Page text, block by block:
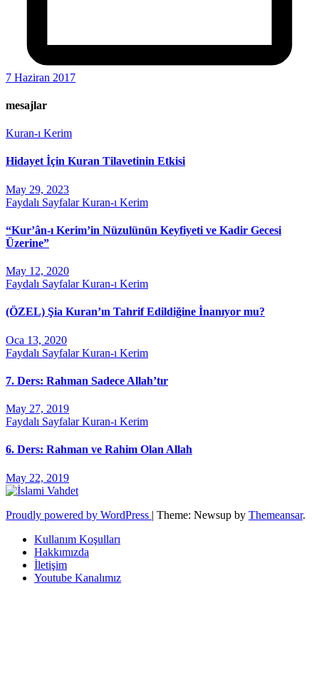
7 Haziran 2017
mesajlar
Kuran-ı Kerim
Hidayet İçin Kuran Tilavetinin Etkisi
May 29, 2023
Faydalı SayfalarKuran-ı Kerim
“Kur’ân-ı Kerim’in Nüzulünün Keyfiyeti ve Kadir Gecesi
Üzerine”
May 12, 2020
Faydalı SayfalarKuran-ı Kerim
(ÖZEL) Şia Kuran’ın Tahrif Edildiğine İnanıyor mu?
Oca 13, 2020
Faydalı SayfalarKuran-ı Kerim
7. Ders: Rahman Sadece Allah’tır
May 27, 2019
Faydalı SayfalarKuran-ı Kerim
6. Ders: Rahman ve Rahim Olan Allah
May 22, 2019
Proudly powered by WordPress | Theme: Newsup by Themeansar.
Kullanım Koşulları
Hakkımızda
İletişim
Youtube Kanalımız